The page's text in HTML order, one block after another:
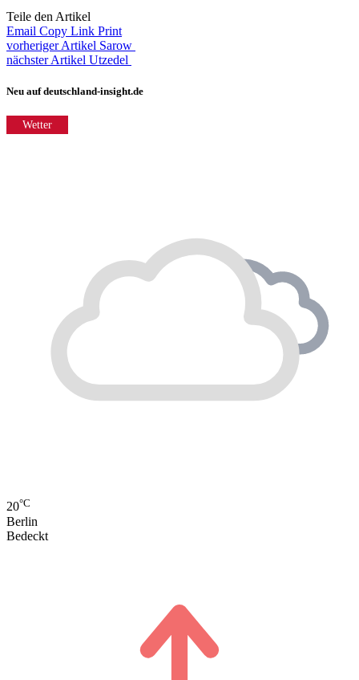
Teile den Artikel
Email Copy Link Print
vorheriger Artikel Sarow
nächster Artikel Utzedel
Neu auf deutschland-insight.de
Wetter
20°C
Berlin
Bedeckt